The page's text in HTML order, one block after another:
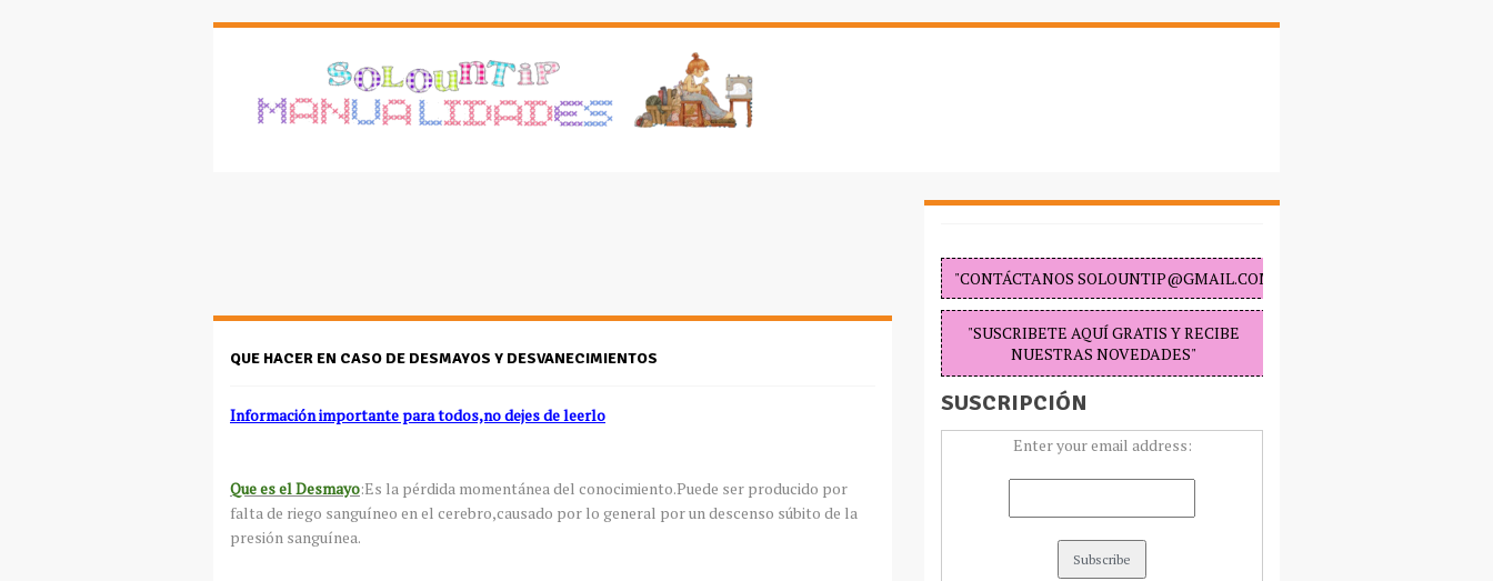
QUE HACER EN CASO DE DESMAYOS Y DESVANECIMIENTOS
Información importante para todos,no dejes de leerlo
Que es el Desmayo:Es la pérdida momentánea del conocimiento.Puede ser producido por
falta de riego sanguíneo en el cerebro,causado por lo general por un descenso súbito de la
presión sanguínea.
"CONTÁCTANOS SOLOUNTIP@GMAIL.COM "
"SUSCRIBETE AQUÍ GRATIS Y RECIBE
NUESTRAS NOVEDADES"
SUSCRIPCIÓN
Enter your email address: